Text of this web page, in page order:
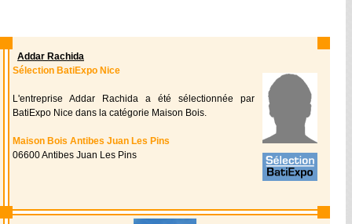
Addar Rachida
Sélection BatiExpo Nice
L'entreprise Addar Rachida a été sélectionnée par
BatiExpo Nice dans la catégorie Maison Bois.
Maison Bois Antibes Juan Les Pins
06600 Antibes Juan Les Pins